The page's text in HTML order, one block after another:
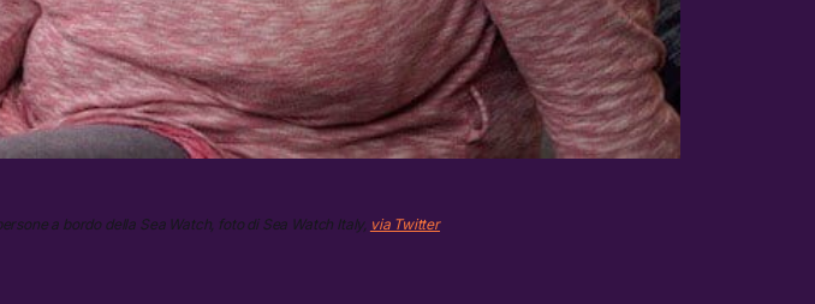
a bordo della Sea Watch, foto di Sea Watch Italy, via Twitter